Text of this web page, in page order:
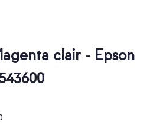
clair - Epson